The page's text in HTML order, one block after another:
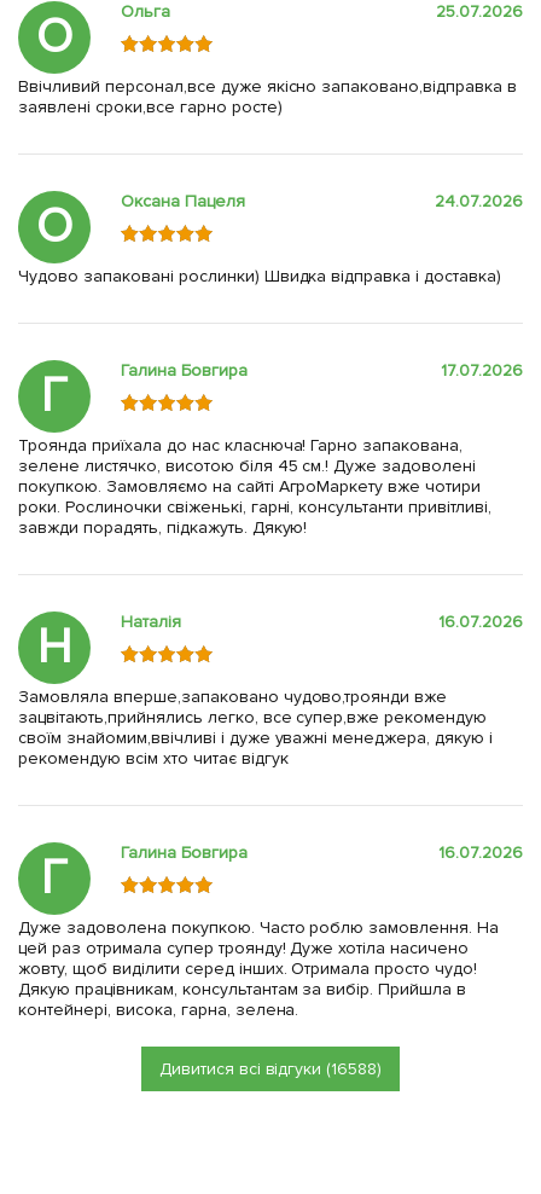
О Ольга 25.07.2026
Ввічливий персонал,все дуже якісно запаковано,відправка в
заявлені сроки,все гарно росте)
О Оксана Пацеля 24.07.2026
Чудово запаковані рослинки) Швидка відправка і доставка)
Г Галина Бовгира 17.07.2026
Троянда приїхала до нас класнюча! Гарно запакована,
зелене листячко, висотою біля 45 см.! Дуже задоволені
покупкою. Замовляємо на сайті АгроМаркету вже чотири
роки. Рослиночки свіженькі, гарні, консультанти привітливі,
завжди порадять, підкажуть. Дякую!
Н Наталія 16.07.2026
Замовляла вперше,запаковано чудово,троянди вже
зацвітають,прийнялись легко, все супер,вже рекомендую
своїм знайомим,ввічливі і дуже уважні менеджера, дякую і
рекомендую всім хто читає відгук
Г Галина Бовгира 16.07.2026
Дуже задоволена покупкою. Часто роблю замовлення. На
цей раз отримала супер троянду! Дуже хотіла насичено
жовту, щоб виділити серед інших. Отримала просто чудо!
Дякую працівникам, консультантам за вибір. Прийшла в
контейнері, висока, гарна, зелена.
Дивитися всі відгуки (16588)